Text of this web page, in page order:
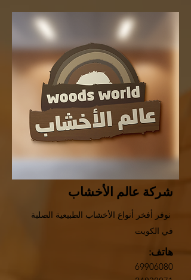
شركة عالم الأخشاب
نوفر أفخر أنواع الأخشاب الطبيعية الصلبة
في الكويت
هاتف:
69906080